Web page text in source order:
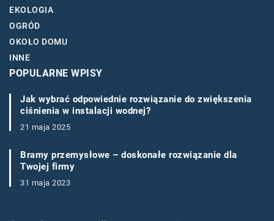
EKOLOGIA
OGRÓD
OKOŁO DOMU
INNE
POPULARNE WPISY
Jak wybrać odpowiednie rozwiązanie do zwiększenia
ciśnienia w instalacji wodnej?
21 maja 2025
Bramy przemysłowe – doskonałe rozwiązanie dla
Twojej firmy
31 maja 2023